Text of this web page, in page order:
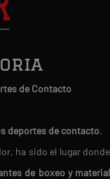
de Contacto
deportes de contacto.
ha sido el lugar donde
de boxeo y material